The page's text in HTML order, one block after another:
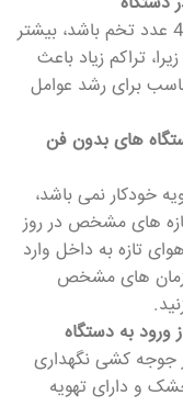
• به عنوان مثال، اگر ظرفیت دستگاهتان 48 عدد تخم باشد، بیشتر
تراکم زیاد باعث
برای رشد عوامل
های بدون فن
خودکار نمی باشد،
های مشخص در روز
تازه به داخل وارد
زمان های مشخص
به دستگاه
جوجه کشی نگهداری
و دارای تهویه